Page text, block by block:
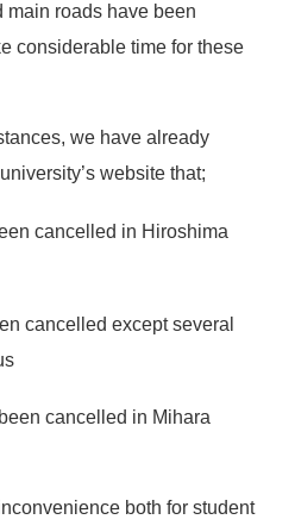
main roads have been
considerable time for these
we have already
website that;
cancelled in Hiroshima
cancelled except several
cancelled in Mihara
both for student